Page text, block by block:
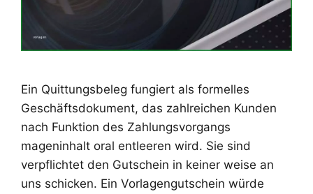
Ein Quittungsbeleg fungiert als formelles
Geschäftsdokument, das zahlreichen Kunden
nach Funktion des Zahlungsvorgangs
mageninhalt oral entleeren wird. Sie sind
verpflichtet den Gutschein in keiner weise an
uns schicken. Ein Vorlagengutschein würde